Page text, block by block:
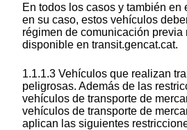
En todos los casos y también en
en su caso, estos vehículos
régimen de comunicación
disponible en transit.gencat.cat.
1.1.1.3 Vehículos que realizan
peligrosas. Además de las
vehículos de transporte de
vehículos de transporte de
aplican las siguientes